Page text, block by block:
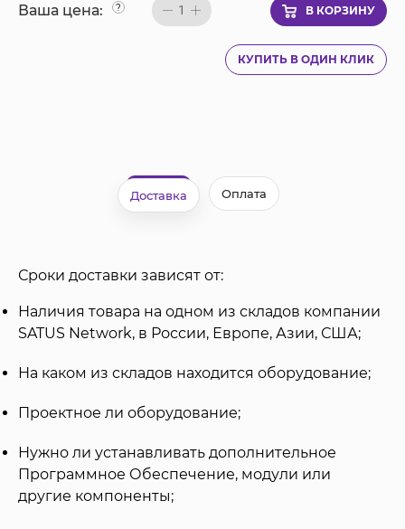
Ваша цена: ? 1 В КОРЗИНУ
КУПИТЬ В ОДИН КЛИК
Доставка Оплата
Сроки доставки зависят от:
Наличия товара на одном из складов компании
SATUS Network, в России, Европе, Азии, США;
На каком из складов находится оборудование;
Проектное ли оборудование;
Нужно ли устанавливать дополнительное
Программное Обеспечение, модули или
другие компоненты;